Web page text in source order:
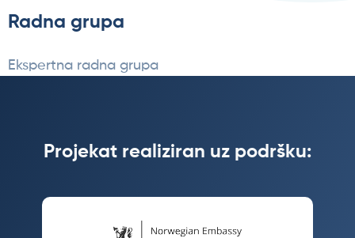
Radna grupa
Ekspertna radna grupa
Projekat realiziran uz podršku: